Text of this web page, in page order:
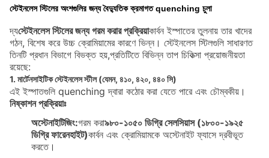
স্টেইনলেস স্টিলের অংশগুলির জন্য বৈদ্যুতিক ক্রমাগত quenching চুলা
দ্যস্টেইনলেস স্টিলের জন্য গরম করার প্রক্রিয়াকার্বন ইস্পাতের তুলনায় তার খাদের
গঠন, বিশেষ করে উচ্চ ক্রোমিয়ামের কারণে ভিন্ন। স্টেইনলেস স্টিলগুলি সাধারণত
তিনটি প্রধান বিভাগে বিভক্ত হয়,প্রতিটিতে বিভিন্ন তাপ চিকিত্সা প্রয়োজনীয়তা
রয়েছে:
1. মার্টেনসাইটিক স্টেইনলেস স্টীল (যেমন, ৪১০, ৪২০, ৪৪০ সি)
এই ইস্পাতগুলি quenching দ্বারা কঠোর করা যেতে পারে এবং চৌম্বকীয়।
নিষ্কাশন প্রক্রিয়াঃ
অস্টেনাইটিজিং:গরম করা৯৮০-১০৫০ ডিগ্রি সেলসিয়াস (১৮০০-১৯২৫
ডিগ্রি ফারেনহাইট)কার্বন এবং ক্রোমিয়ামকে অস্টেনাইট ফ্যাসে দ্রবীভূত
করতে।